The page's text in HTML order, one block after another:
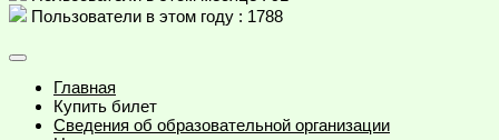
Пользователи в этом году : 1788
Главная
Купить билет
Сведения об образовательной организации